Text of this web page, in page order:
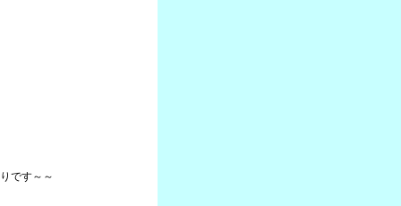
です～～